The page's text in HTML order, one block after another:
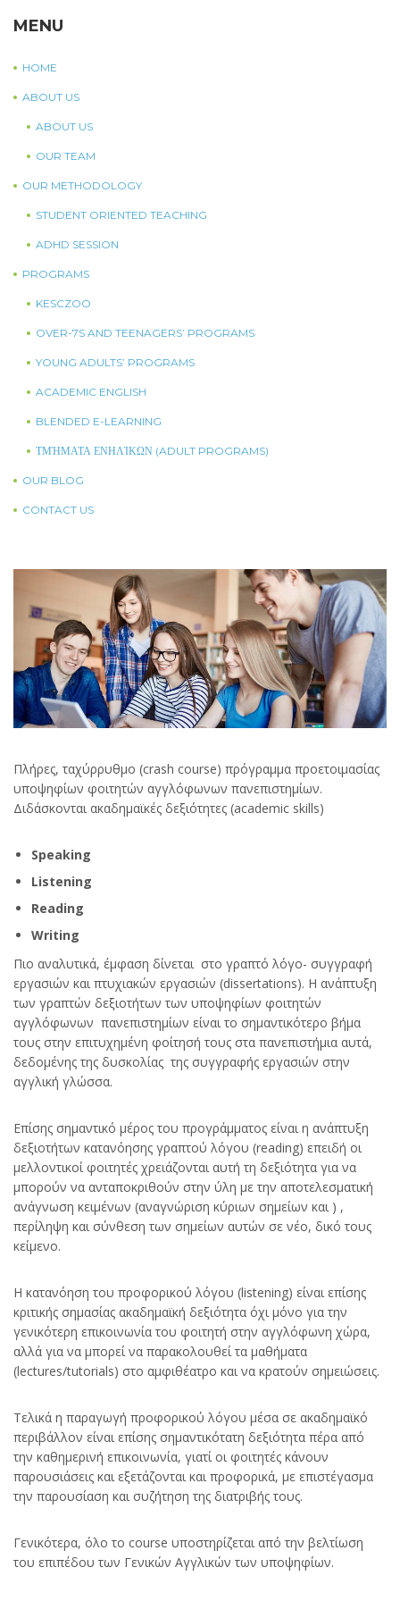
MENU
HOME
ABOUT US
ABOUT US
OUR TEAM
OUR METHODOLOGY
STUDENT ORIENTED TEACHING
ADHD SESSION
PROGRAMS
KESCZOO
OVER-7S AND TEENAGERS’ PROGRAMS
YOUNG ADULTS’ PROGRAMS
ACADEMIC ENGLISH
BLENDED E-LEARNING
ΤΜΉΜΑΤΑ ΕΝΗΛΊΚΩΝ (ADULT PROGRAMS)
OUR BLOG
CONTACT US
Πλήρες, ταχύρρυθμο (crash course) πρόγραμμα προετοιμασίας
υποψηφίων φοιτητών αγγλόφωνων πανεπιστημίων.
Διδάσκονται ακαδημαϊκές δεξιότητες (academic skills)
Speaking
Listening
Reading
Writing
Πιο αναλυτικά, έμφαση δίνεται στο γραπτό λόγο- συγγραφή
εργασιών και πτυχιακών εργασιών (dissertations). Η ανάπτυξη
των γραπτών δεξιοτήτων των υποψηφίων φοιτητών
αγγλόφωνων πανεπιστημίων είναι το σημαντικότερο βήμα
τους στην επιτυχημένη φοίτησή τους στα πανεπιστήμια αυτά,
δεδομένης της δυσκολίας της συγγραφής εργασιών στην
αγγλική γλώσσα.
Επίσης σημαντικό μέρος του προγράμματος είναι η ανάπτυξη
δεξιοτήτων κατανόησης γραπτού λόγου (reading) επειδή οι
μελλοντικοί φοιτητές χρειάζονται αυτή τη δεξιότητα για να
μπορούν να ανταποκριθούν στην ύλη με την αποτελεσματική
ανάγνωση κειμένων (αναγνώριση κύριων σημείων και ) ,
περίληψη και σύνθεση των σημείων αυτών σε νέο, δικό τους
κείμενο.
H κατανόηση του προφορικού λόγου (listening) είναι επίσης
κριτικής σημασίας ακαδημαϊκή δεξιότητα όχι μόνο για την
γενικότερη επικοινωνία του φοιτητή στην αγγλόφωνη χώρα,
αλλά για να μπορεί να παρακολουθεί τα μαθήματα
(lectures/tutorials) στο αμφιθέατρο και να κρατούν σημειώσεις.
Τελικά η παραγωγή προφορικού λόγου μέσα σε ακαδημαϊκό
περιβάλλον είναι επίσης σημαντικότατη δεξιότητα πέρα από
την καθημερινή επικοινωνία, γιατί οι φοιτητές κάνουν
παρουσιάσεις και εξετάζονται και προφορικά, με επιστέγασμα
την παρουσίαση και συζήτηση της διατριβής τους.
Γενικότερα, όλο το course υποστηρίζεται από την βελτίωση
του επιπέδου των Γενικών Αγγλικών των υποψηφίων.